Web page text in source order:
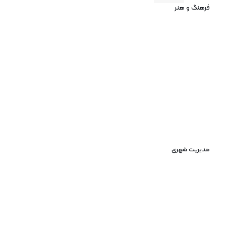
فرهنگ و هنر
مدیریت شهری